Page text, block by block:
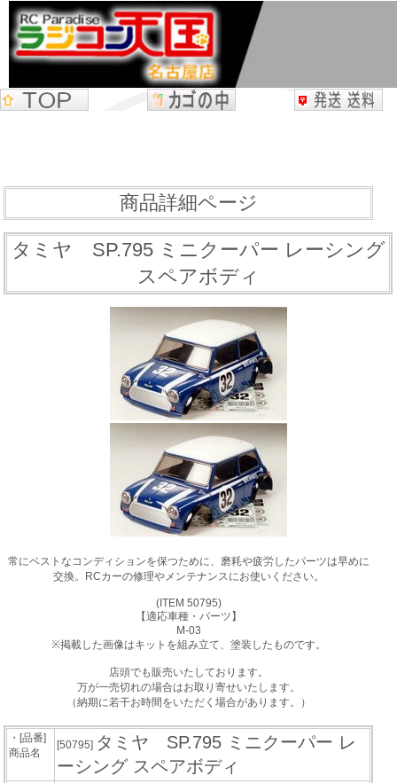
商品詳細ページ
タミヤ SP.795 ミニクーパー レーシング
スペアボディ
常にベストなコンディションを保つために、磨耗や疲労したパーツは早めに
交換。RCカーの修理やメンテナンスにお使いください。
(ITEM 50795)
【適応車種・パーツ】
M-03
※掲載した画像はキットを組み立て、塗装したものです。
店頭でも販売いたしております。
万が一売切れの場合はお取り寄せいたします。
（納期に若干お時間をいただく場合があります。）
・[品番]
商品名
[50795] タミヤ SP.795 ミニクーパー レ
ーシング スペアボディ